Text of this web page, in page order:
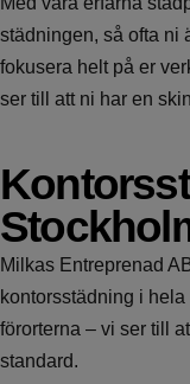
städningen, så ofta ni
fokusera helt på er
ser till att ni har en
Milkas Entreprenad
kontorsstädning i hela
förorterna – vi ser till
standard.